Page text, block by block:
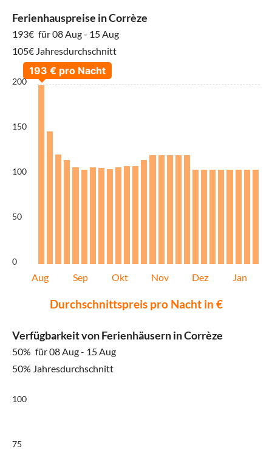
Ferienhauspreise in Corrèze
193€ für 08 Aug - 15 Aug
105€ Jahresdurchschnitt
200
150
100
50
0
Aug Sep Okt Nov Dez Jan
Durchschnittspreis pro Nacht in €
Verfügbarkeit von Ferienhäusern in Corrèze
50% für 08 Aug - 15 Aug
50% Jahresdurchschnitt
100
75